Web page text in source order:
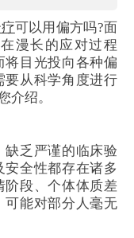
可以用偏方吗?面
漫长的应对过程
将目光投向各种偏
要从科学角度进行
介绍。
乏严谨的临床验
全性都存在诸多
阶段、个体体质差
可能对部分人毫无